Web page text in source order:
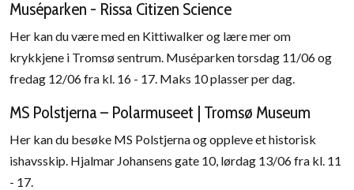
Muséparken - Rissa Citizen Science
Her kan du være med en Kittiwalker og lære mer om
krykkjene i Tromsø sentrum. Muséparken torsdag 11/06 og
fredag 12/06 fra kl. 16 - 17. Maks 10 plasser per dag.
MS Polstjerna – Polarmuseet | Tromsø Museum
Her kan du besøke MS Polstjerna og oppleve et historisk
ishavsskip. Hjalmar Johansens gate 10, lørdag 13/06 fra kl. 11
- 17.